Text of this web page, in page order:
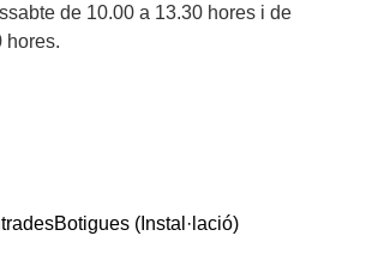
de 10.00 a 13.30 hores i de
hores.
Botigues (Instal·lació)